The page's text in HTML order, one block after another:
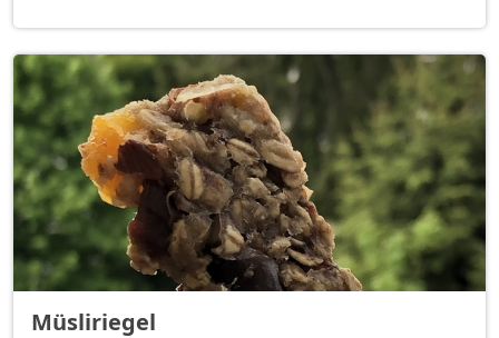
Müsliriegel